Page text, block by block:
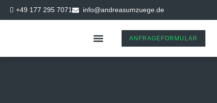
+49 177 295 7071 info@andreasumzuege.de
ANFRAGEFORMULAR